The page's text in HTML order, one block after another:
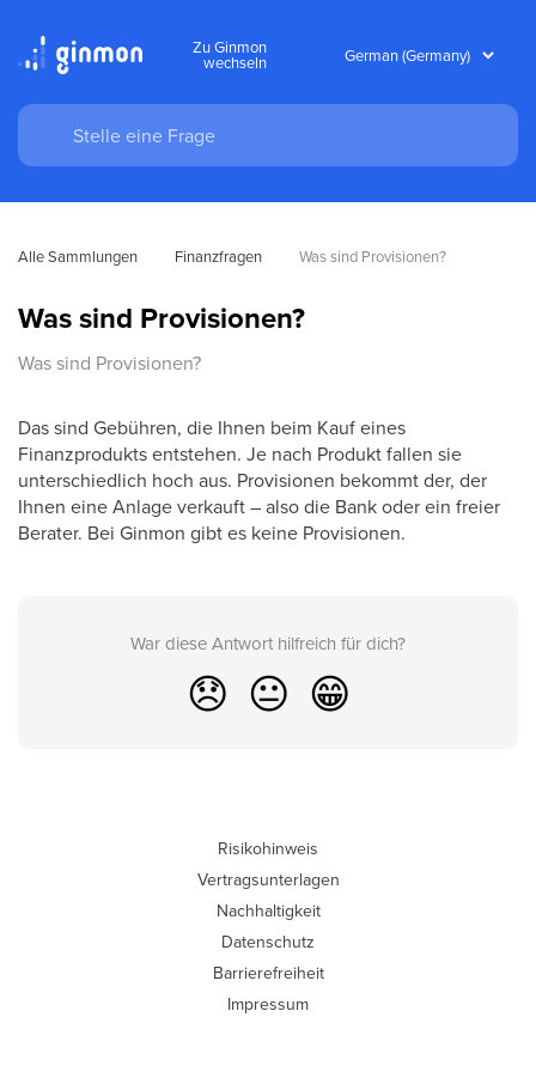
Zu Ginmon
wechseln
Alle Sammlungen Finanzfragen Was sind Provisionen?
Was sind Provisionen?
Was sind Provisionen?
Das sind Gebühren, die Ihnen beim Kauf eines
Finanzprodukts entstehen. Je nach Produkt fallen sie
unterschiedlich hoch aus. Provisionen bekommt der, der
Ihnen eine Anlage verkauft – also die Bank oder ein freier
Berater. Bei Ginmon gibt es keine Provisionen.
War diese Antwort hilfreich für dich?
😞 😐 😁
Risikohinweis
Vertragsunterlagen
Nachhaltigkeit
Datenschutz
Barrierefreiheit
Impressum